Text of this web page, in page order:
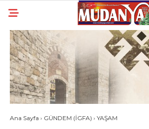
25
YAZARLAR
YEREL
GÜNDEM (İGFA)
SİYASET
Ana Sayfa › GÜNDEM (İGFA) › YAŞAM